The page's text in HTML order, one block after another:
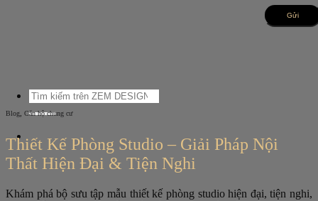
Tìm
kiếm:
Blog Căn hộ chung cư
Thiết Kế Phòng Studio – Giải Pháp Nội
Thất Hiện Đại & Tiện Nghi
Khám phá bộ sưu tập mẫu thiết kế phòng studio hiện đại, tiện nghi,